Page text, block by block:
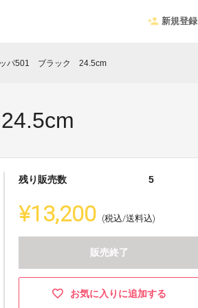
新規登録
パ501 ブラック 24.5cm
残り販売数 5
¥13,200 (税込/送料込)
販売終了
お気に入りに追加する